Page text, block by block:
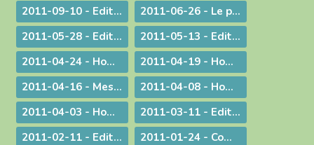
2011-09-10 - Edito : Som­mes-nous prêts à assu­mer no­tre dif­fé­rence chré­tienne ?
2011-06-26 - Le prêtre et le mystère eucharistique
2011-05-28 - Edito : Que votre lumière brille aux yeux des hommes !
2011-05-13 - Edito : Mettre au monde des saints !
2011-04-24 - Homélie pour le Jour de Pâques
2011-04-19 - Homélie pour la Messe Chrismale
2011-04-16 - Message au sujet de l'Exposition "Je croix aux miracles" tenue en Avignon
2011-04-08 - Homélie : Itinéraire d'une rencontre avec Jésus
2011-04-03 - Homélie : Nous sommes tous des catéchumènes !
2011-03-11 - Edito : La vogue du prêt-à-porter
2011-02-11 - Edito : L'origine apostolique du célibat du prêtre
2011-01-24 - Communiqué aux chrétiens du diocèse